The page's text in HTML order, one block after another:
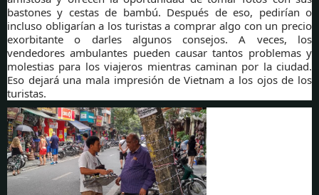
bastones y cestas de bambú. Después de eso, pedirían o
incluso obligarían a los turistas a comprar algo con un precio
exorbitante o darles algunos consejos. A veces, los
vendedores ambulantes pueden causar tantos problemas y
molestias para los viajeros mientras caminan por la ciudad.
Eso dejará una mala impresión de Vietnam a los ojos de los
turistas.